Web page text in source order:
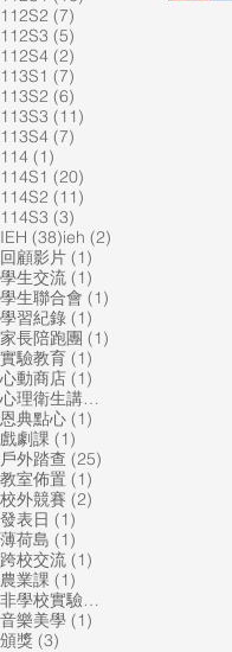
112S2 (7)
112S3 (5)
112S4 (2)
113S1 (7)
113S2 (6)
113S3 (11)
113S4 (7)
114 (1)
114S1 (20)
114S2 (11)
114S3 (3)
IEH (38)38 篇文章
ieh (2)
回顧影片 (1)
學生交流 (1)
學生聯合會 (1)
學習紀錄 (1)
家長陪跑團 (1)
實驗教育 (1)
心動商店 (1)
心理衛生講座
恩典點心 (1)
戲劇課 (1)
戶外踏查 (25)
教室佈置 (1)
校外競賽 (2)
發表日 (1)
薄荷島 (1)
跨校交流 (1)
農業課 (1)
非學校實驗教育機構
音樂美學 (1)
頒獎 (3)